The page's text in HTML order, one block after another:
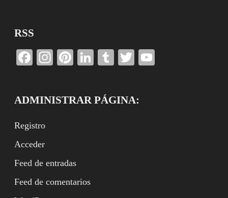
RSS
Facebook
Instagram
Pinterest
LinkedIn
TumblrTwitter
ADMINISTRAR PÁGINA:
Registro
Acceder
Feed de entradas
Feed de comentarios